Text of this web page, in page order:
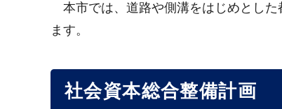
本市では、道路や側溝をはじめとした
ます。
社会資本総合整備計画